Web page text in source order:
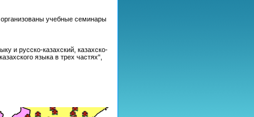
учебные семинары
и русско-казахский, казахско-
языка в трех частях",